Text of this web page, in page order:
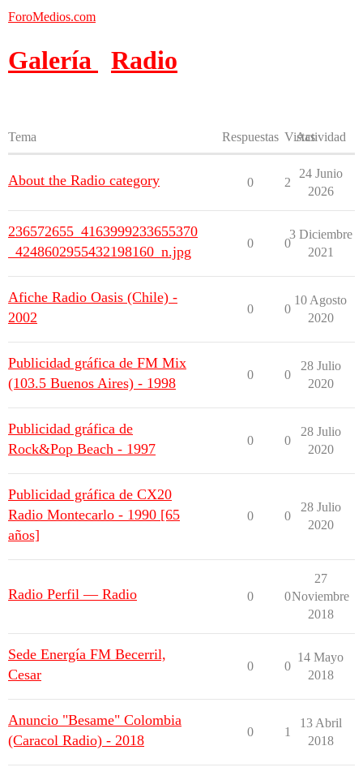
ForoMedios.com
Galería Radio
Tema Respuestas Vistas
Actividad
About the Radio category 0 2
24 Junio
2026
236572655_4163999233655370
_4248602955432198160_n.jpg
0 0
3 Diciembre
2021
Afiche Radio Oasis (Chile) -
2002
0 0
10 Agosto
2020
Publicidad gráfica de FM Mix
(103.5 Buenos Aires) - 1998
0 0
28 Julio
2020
Publicidad gráfica de
Rock&Pop Beach - 1997
0 0
28 Julio
2020
Publicidad gráfica de CX20
Radio Montecarlo - 1990 [65
años]
0 0
28 Julio
2020
Radio Perfil — Radio 0 0
27
Noviembre
2018
Sede Energía FM Becerril,
Cesar
0 0
14 Mayo
2018
Anuncio "Besame" Colombia
(Caracol Radio) - 2018
0 1
13 Abril
2018